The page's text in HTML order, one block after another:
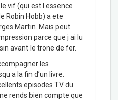
vif (qui est l essence
Robin Hobb) a ete
Martin. Mais peut
parce que j ai lu
avant le trone de fer.
les
a la fin d’un livre.
episodes TV du
rends bien compte que